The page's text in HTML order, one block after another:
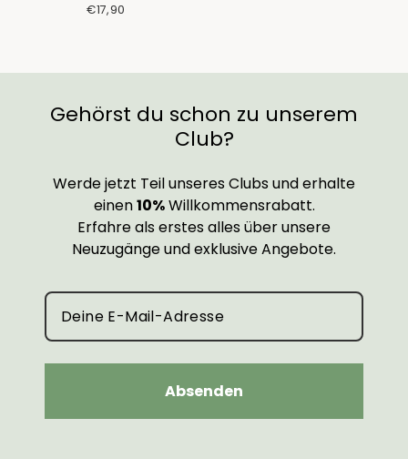
€17,90
Gehörst du schon zu unserem
Club?
Werde jetzt Teil unseres Clubs und erhalte
einen10%Willkommensrabatt.
Erfahre als erstes alles über unsere
Neuzugänge und exklusive Angebote.
Absenden